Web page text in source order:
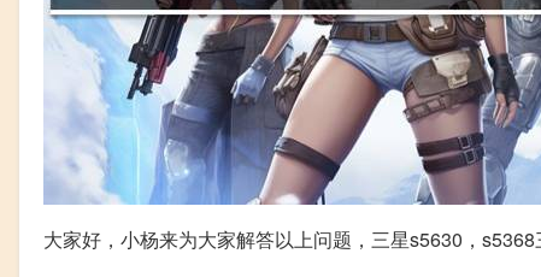
大家好，小杨来为大家解答以上问题，三星s5630，s5368